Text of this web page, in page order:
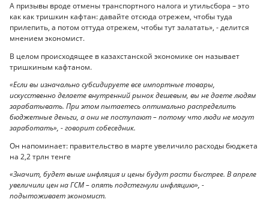
А призывы вроде отмены транспортного налога и утильсбора – это
как как тришкин кафтан: давайте отсюда отрежем, чтобы туда
прилепить, а потом оттуда отрежем, чтобы тут залатать», - делится
мнением экономист.
В целом происходящее в казахстанской экономике он называет
тришкиным кафтаном.
«Если вы изначально субсидируете все импортные товары,
искусственно делаете внутренний рынок дешевым, вы не даете людям
зарабатывать. При этом пытаетесь оптимально распределить
бюджетные деньги, а они не поступают – потому что люди не могут
заработать», - говорит собеседник.
Он напоминает: правительство в марте увеличило расходы бюджета
на 2,2 трлн тенге
«Значит, будет выше инфляция и цены будут расти быстрее. В апреле
увеличили цен на ГСМ – опять подстегнули инфляцию», -
подытоживает экономист.